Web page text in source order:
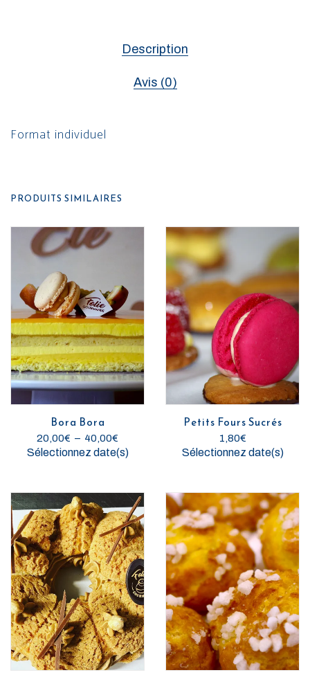
Description
Avis (0)
Format individuel
PRODUITS SIMILAIRES
Bora Bora
20,00€ – 40,00€
l
e
p
r
i
x
:
2
0
,
0
0
€
Sélectionnez date(s)C
o
d
u
i
t
a
p
l
u
s
i
e
u
r
Petits Fours Sucrés
1,80€
Sélectionnez date(s)